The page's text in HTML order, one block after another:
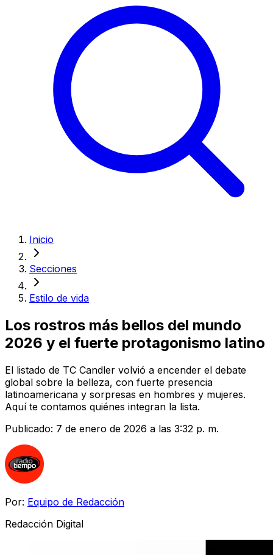
Inicio
Secciones
Estilo de vida
Los rostros más bellos del mundo
2026 y el fuerte protagonismo latino
El listado de TC Candler volvió a encender el debate
global sobre la belleza, con fuerte presencia
latinoamericana y sorpresas en hombres y mujeres.
Aquí te contamos quiénes integran la lista.
Publicado: 7 de enero de 2026 a las 3:32 p. m.
Por: Equipo de Redacción
Redacción Digital